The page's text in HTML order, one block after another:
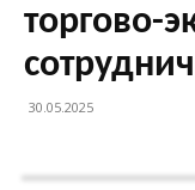
торгово-
30.05.2025